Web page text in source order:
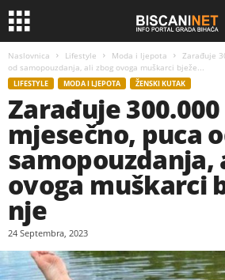
Naslovnica Lifestyle Moda i ljepota
Zarađuje
od samopouzdanja, ali zbog ovoga muškarci bježe...
LIFESTYLE MODA I LJEPOTA ŽENSKI KUTAK
Zarađuje
mjesečno, puca
samopouzdanja,
ovoga muškarci
nje
24 Septembra, 2023